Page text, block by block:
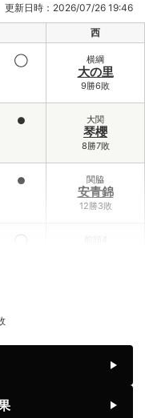
更新日時：2026/07/26 19:46
西
◯ 横綱
大の里
9勝6敗
● 大関
琴櫻
8勝7敗
● 関脇
安青錦
12勝3敗
◯ 前頭4
藤青雲